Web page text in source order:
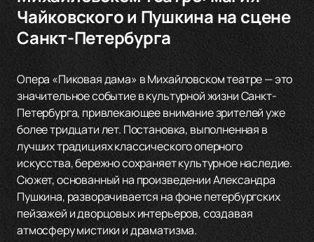
Чайковского и Пушкина на сцене
Санкт-Петербурга
Опера «Пиковая дама» в Михайловском театре — это
значительное событие в культурной жизни Санкт-
Петербурга, привлекающее внимание зрителей уже
более тридцати лет. Постановка, выполненная в
лучших традициях классического оперного
искусства, бережно сохраняет культурное наследие.
Сюжет, основанный на произведении Александра
Пушкина, разворачивается на фоне петербургских
пейзажей и дворцовых интерьеров, создавая
атмосферу мистики и драматизма.